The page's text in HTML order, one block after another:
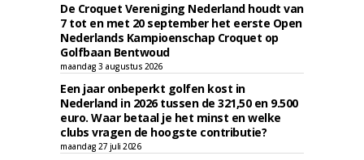
De Croquet Vereniging Nederland houdt van
7 tot en met 20 september het eerste Open
Nederlands Kampioenschap Croquet op
Golfbaan Bentwoud
maandag 3 augustus 2026
Een jaar onbeperkt golfen kost in
Nederland in 2026 tussen de 321,50 en 9.500
euro. Waar betaal je het minst en welke
clubs vragen de hoogste contributie?
maandag 27 juli 2026